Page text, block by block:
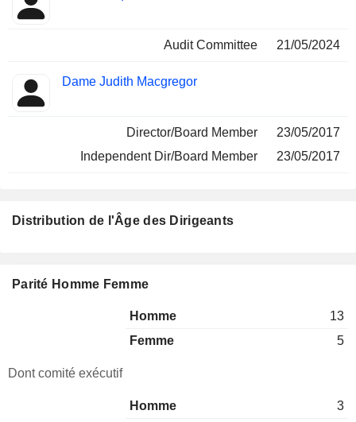
Audit Committee 21/05/2024
Dame Judith Macgregor
Director/Board Member
23/05/2017
Independent Dir/Board Member
23/05/2017
Distribution de l'Âge des Dirigeants
Parité Homme Femme
Homme
13
Femme
5
Dont comité exécutif
Homme
3